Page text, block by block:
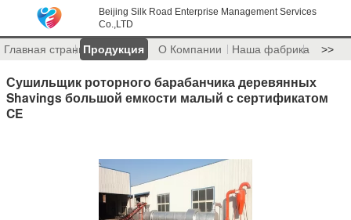
Beijing Silk Road Enterprise Management Services
Co.,LTD
Главная страницаПродукция О Компании Наша фабрика >>
Сушильщик роторного барабанчика деревянных
Shavings большой емкости малый с сертификатом
CE